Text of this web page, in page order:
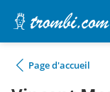
Page d'accueil